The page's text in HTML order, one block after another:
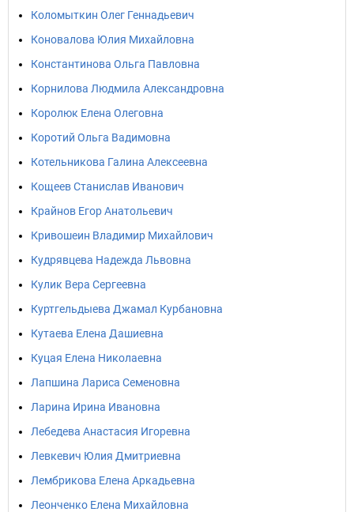
Коломыткин Олег Геннадьевич
Коновалова Юлия Михайловна
Константинова Ольга Павловна
Корнилова Людмила Александровна
Королюк Елена Олеговна
Коротий Ольга Вадимовна
Котельникова Галина Алексеевна
Кощеев Станислав Иванович
Крайнов Егор Анатольевич
Кривошеин Владимир Михайлович
Кудрявцева Надежда Львовна
Кулик Вера Сергеевна
Куртгельдыева Джамал Курбановна
Кутаева Елена Дашиевна
Куцая Елена Николаевна
Лапшина Лариса Семеновна
Ларина Ирина Ивановна
Лебедева Анастасия Игоревна
Левкевич Юлия Дмитриевна
Лембрикова Елена Аркадьевна
Леонченко Елена Михайловна